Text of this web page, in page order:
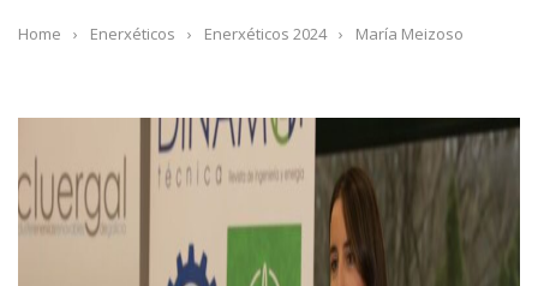
Home › Enerxéticos › Enerxéticos 2024 › María Meizoso